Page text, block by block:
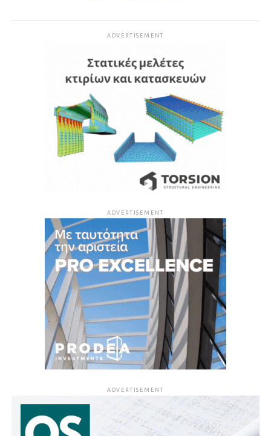
ADVERTISEMENT
ADVERTISEMENT
ADVERTISEMENT